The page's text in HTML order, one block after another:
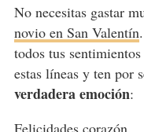
No necesitas gastar
novio en San Valentín
todos tus
estas líneas y ten por
verdadera emoción:
Felicidades corazón,